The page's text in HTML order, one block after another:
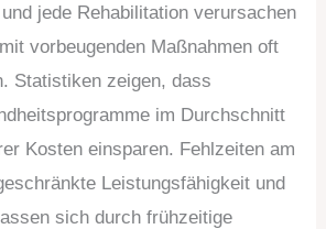
jede Rehabilitation verursachen
vorbeugenden Maßnahmen oft
Statistiken zeigen, dass
im Durchschnitt
Kosten einsparen. Fehlzeiten am
Leistungsfähigkeit und
sich durch frühzeitige